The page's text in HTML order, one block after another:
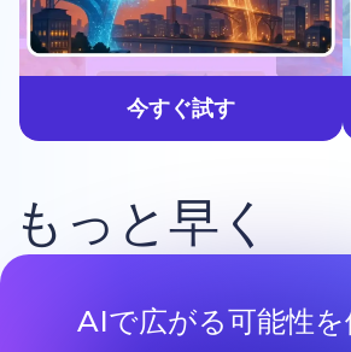
今すぐ試す
もっと早く
生
AIで広がる可能性を